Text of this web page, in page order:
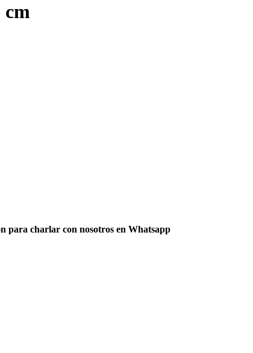
cm
para charlar con nosotros en Whatsapp